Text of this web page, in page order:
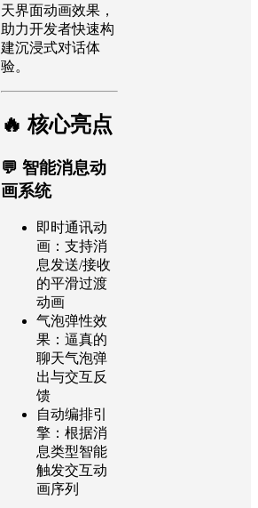
天界面动画效果，
助力开发者快速构
建沉浸式对话体
验。
🔥 核心亮点
💬 智能消息动
画系统
即时通讯动
画：支持消
息发送/接收
的平滑过渡
动画
气泡弹性效
果：逼真的
聊天气泡弹
出与交互反
馈
自动编排引
擎：根据消
息类型智能
触发交互动
画序列